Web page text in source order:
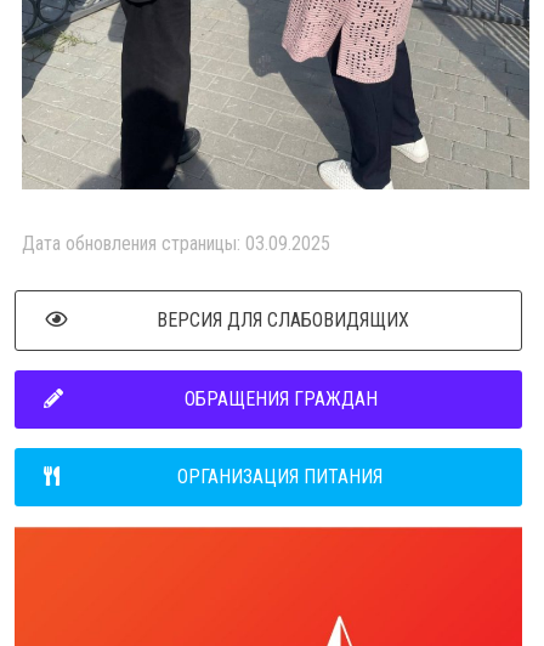
Дата обновления страницы: 03.09.2025
ВЕРСИЯ ДЛЯ СЛАБОВИДЯЩИХ
ОБРАЩЕНИЯ ГРАЖДАН
ОРГАНИЗАЦИЯ ПИТАНИЯ